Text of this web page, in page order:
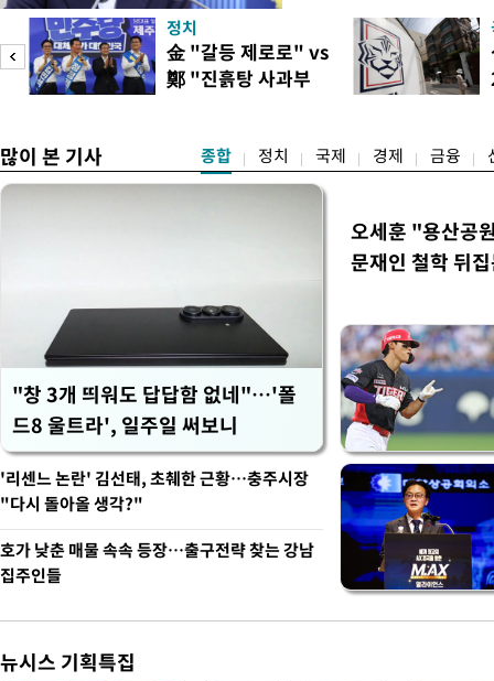
하는 제도가 있을 경우 편
다. 이 대통령은 이날 오후
로 찾은 결혼 페널티 22개'
이 대통령은 "결혼으로 인
정치
金 "갈등 제로로" vs
鄭 "진흙탕 사과부
많이 본 기사 종합 정치 국제 경제 금융
"창 3개 띄워도 답답함 없네"…'폴
드8 울트라', 일주일 써보니
오세훈 "용산공
문재인 철학 뒤
'리센느 논란' 김선태, 초췌한 근황…충주시장
"다시 돌아올 생각?"
호가 낮춘 매물 속속 등장…출구전략 찾는 강남
집주인들
뉴시스 기획특집